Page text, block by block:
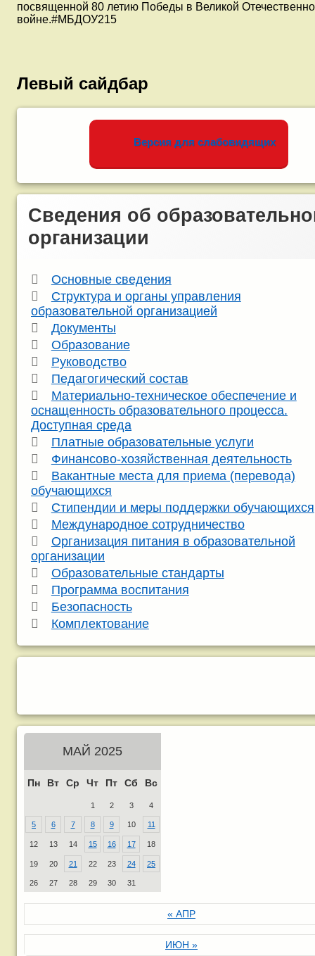
выставку
работ
Великой
Отечественной
ПАМЯТЬ».
посвященной 80 летию Победы в Великой
войне.#МБДОУ215
Левый сайдбар
Версия для слабовидящих
Сведения об
организации
Основные сведения
Структура и органы управления
образовательной организацией
Документы
Образование
Руководство
Педагогический состав
Материально-техническое обеспечение и
оснащенность образовательного процесса.
Доступная среда
Платные образовательные услуги
Финансово-хозяйственная деятельность
Вакантные места для приема (перевода)
обучающихся
Стипендии и меры поддержки обучающихся
Международное сотрудничество
Организация питания в образовательной
организации
Образовательные стандарты
Программа воспитания
Безопасность
Комплектование
МАЙ 2025
Пн Вт Ср Чт Пт Сб Вс
1 2 3 4
5 6 7 8 9 10 11
12 13 14 15 16 17 18
19 20 21 22 23 24 25
26 27 28 29 30 31
« АПР
ИЮН »